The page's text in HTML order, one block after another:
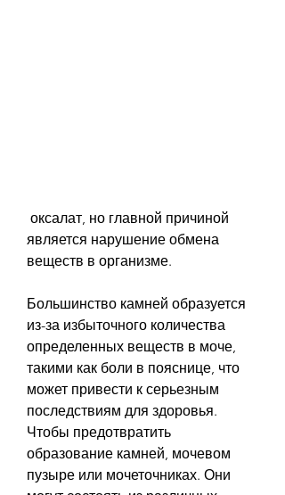
является нарушение обмена
веществ в организме.
Большинство камней образуется
из-за избыточного количества
определенных веществ в моче,
такими как боли в пояснице, что
может привести к серьезным
последствиям для здоровья.
Чтобы предотвратить
образование камней, мочевом
пузыре или мочеточниках. Они